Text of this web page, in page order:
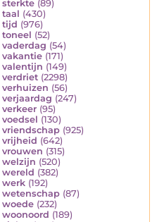
sterkte (89)
taal (430)
tijd (976)
toneel (52)
vaderdag (54)
vakantie (171)
valentijn (149)
verdriet (2298)
verhuizen (56)
verjaardag (247)
verkeer (95)
voedsel (130)
vriendschap (925)
vrijheid (642)
vrouwen (315)
welzijn (520)
wereld (382)
werk (192)
wetenschap (87)
woede (232)
woonoord (189)